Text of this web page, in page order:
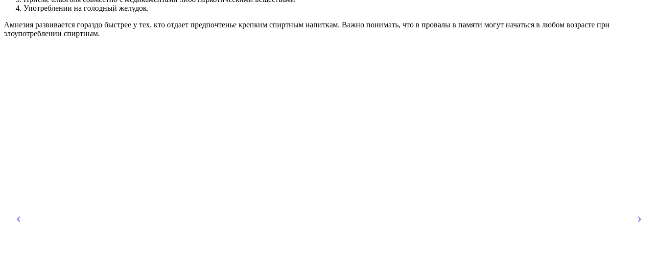
Употреблении на голодный желудок.
Амнезия развивается гораздо быстрее у тех, кто отдает предпочтенье крепким спиртным напиткам. Важно понимать, что в провалы в памяти могут начаться в любом возрасте при
злоупотреблении спиртным.